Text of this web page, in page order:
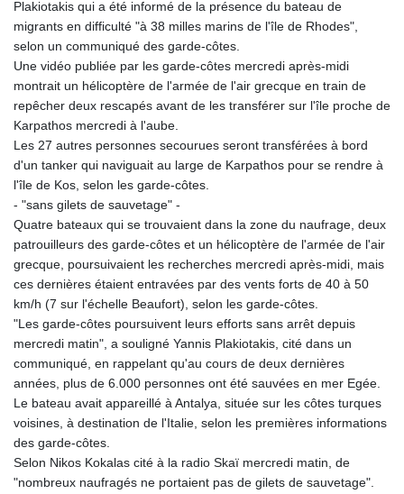
Plakiotakis qui a été informé de la présence du bateau de
migrants en difficulté "à 38 milles marins de l'île de Rhodes",
selon un communiqué des garde-côtes.
Une vidéo publiée par les garde-côtes mercredi après-midi
montrait un hélicoptère de l'armée de l'air grecque en train de
repêcher deux rescapés avant de les transférer sur l'île proche de
Karpathos mercredi à l'aube.
Les 27 autres personnes secourues seront transférées à bord
d'un tanker qui naviguait au large de Karpathos pour se rendre à
l'île de Kos, selon les garde-côtes.
- "sans gilets de sauvetage" -
Quatre bateaux qui se trouvaient dans la zone du naufrage, deux
patrouilleurs des garde-côtes et un hélicoptère de l'armée de l'air
grecque, poursuivaient les recherches mercredi après-midi, mais
ces dernières étaient entravées par des vents forts de 40 à 50
km/h (7 sur l'échelle Beaufort), selon les garde-côtes.
"Les garde-côtes poursuivent leurs efforts sans arrêt depuis
mercredi matin", a souligné Yannis Plakiotakis, cité dans un
communiqué, en rappelant qu'au cours de deux dernières
années, plus de 6.000 personnes ont été sauvées en mer Egée.
Le bateau avait appareillé à Antalya, située sur les côtes turques
voisines, à destination de l'Italie, selon les premières informations
des garde-côtes.
Selon Nikos Kokalas cité à la radio Skaï mercredi matin, de
"nombreux naufragés ne portaient pas de gilets de sauvetage".